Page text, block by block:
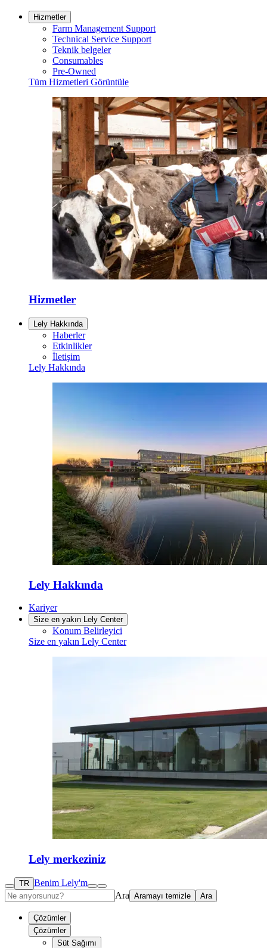
Hizmetler
Farm Management Support
Technical Service Support
Teknik belgeler
Consumables
Pre-Owned
Tüm Hizmetleri Görüntüle
Hizmetler
Lely Hakkında
Haberler
Etkinlikler
İletişim
Lely Hakkında
Lely Hakkında
Kariyer
Size en yakın Lely Center
Konum Belirleyici
Size en yakın Lely Center
Lely merkeziniz
TR Benim Lely'm
Ara Aramayı temizle Ara
Çözümler
Çözümler
Süt Sağımı